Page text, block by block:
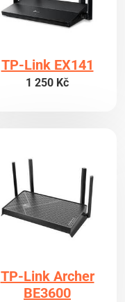
TP-Link EX141
1 250 Kč
TP-Link Archer
BE3600